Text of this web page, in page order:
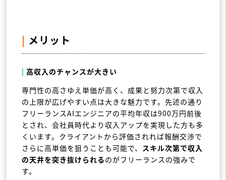
| メリット
| 高収入のチャンスが大きい
専門性の高さゆえ単価が高く、成果と努力次第で収入
の上限が広げやすい点は大きな魅力です。先述の通り
フリーランスAIエンジニアの平均年収は900万円前後
とされ、会社員時代より収入アップを実現した方も多
くいます。クライアントから評価されれば報酬交渉で
さらに高単価を狙うことも可能で、 スキル次第で収入
の天井を突き抜けられるのがフリーランスの強みで
す。